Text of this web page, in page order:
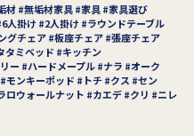
材 無垢材家具 家具
家具選び
6人掛け 2人掛け
ラウンドテーブル
グチェア 板座チェア 張座チェア
タミベッド
キッチン
ー ハードメープル ナラ
オーク
モンキーポッド トチ クス
セン
ロウォールナット カエデ クリ
ニレ